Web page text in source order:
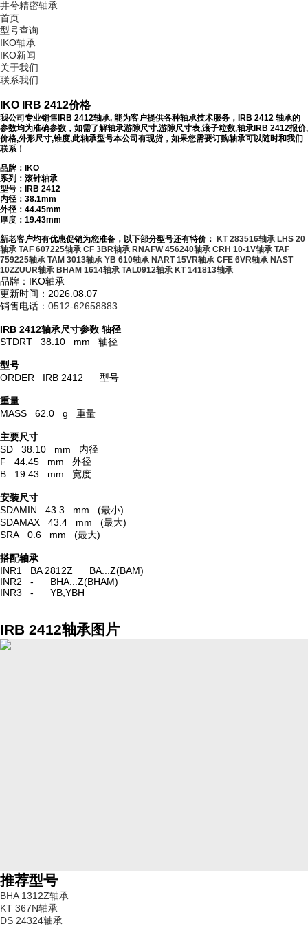
井兮精密轴承
首页
型号查询
IKO轴承
IKO新闻
关于我们
联系我们
IKO IRB 2412价格
我公司专业销售IRB 2412轴承, 能为客户提供各种轴承技术服务，IRB 2412 轴承的
参数均为准确参数，如需了解轴承游隙尺寸,游隙尺寸表,滚子粒数,轴承IRB 2412报价,
价格,外形尺寸,锥度,此轴承型号本公司有现货，如果您需要订购轴承可以随时和我们
联系！
品牌：IKO
系列：滚针轴承
型号： IRB 2412
内径：38.1mm
外径：44.45mm
厚度：19.43mm
新老客户均有优惠促销为您准备，以下部分型号还有特价： KT 283516轴承 LHS 20
轴承 TAF 607225轴承 CF 3BR轴承 RNAFW 456240轴承 CRH 10-1V轴承 TAF
759225轴承 TAM 3013轴承 YB 610轴承 NART 15VR轴承 CFE 6VR轴承 NAST
10ZZUUR轴承 BHAM 1614轴承 TAL0912轴承 KT 141813轴承
品牌：IKO轴承
更新时间：2026.08.07
销售电话： 0512-62658883
IRB 2412轴承尺寸参数 轴径
STDRT 38.10 mm 轴径
型号
ORDER IRB 2412 型号
重量
MASS 62.0 g 重量
主要尺寸
SD 38.10 mm 内径
F 44.45 mm 外径
B 19.43 mm 宽度
安装尺寸
SDAMIN 43.3 mm (最小)
SDAMAX 43.4 mm (最大)
SRA 0.6 mm (最大)
搭配轴承
INR1 BA 2812Z BA...Z(BAM)
INR2 - BHA...Z(BHAM)
INR3 - YB,YBH
IRB 2412轴承图片
推荐型号
BHA 1312Z轴承
KT 367N轴承
DS 24324轴承